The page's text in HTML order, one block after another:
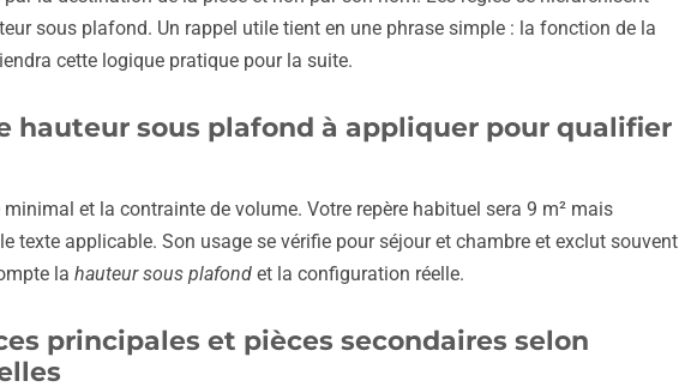
sous plafond. Un rappel utile tient en une phrase simple : la fonction de la
cette logique pratique pour la suite.
hauteur sous plafond à appliquer pour qualifier
et la contrainte de volume. Votre repère habituel sera 9 m² mais
texte applicable. Son usage se vérifie pour séjour et chambre et exclut souvent
la hauteur sous plafond et la configuration réelle.
principales et pièces secondaires selon